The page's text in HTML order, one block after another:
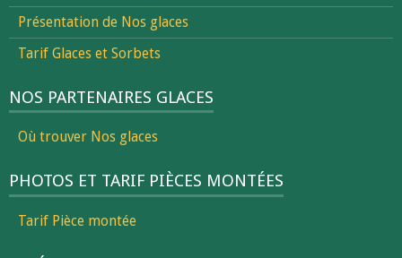
Présentation de Nos glaces
Tarif Glaces et Sorbets
NOS PARTENAIRES GLACES
Où trouver Nos glaces
PHOTOS ET TARIF PIÈCES MONTÉES
Tarif Pièce montée